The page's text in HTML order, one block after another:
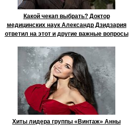
Какой чекап выбрать? Доктор
медицинских наук Александр Дзидзария
ответил на этот и другие важные вопросы
Хиты лидера группы «Винтаж» Анны